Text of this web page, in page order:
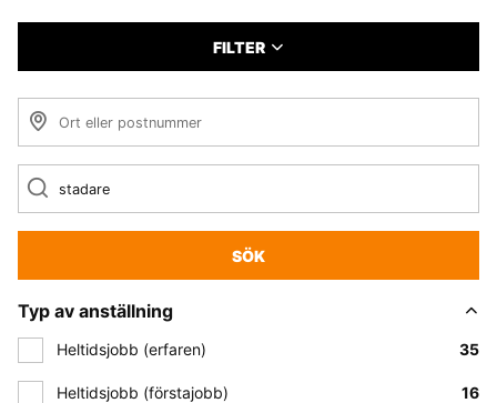
FILTER
SÖK
Typ av anställning
Heltidsjobb (erfaren) 35
Heltidsjobb (förstajobb) 16